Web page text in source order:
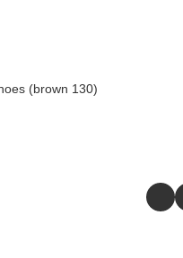
(brown 130)